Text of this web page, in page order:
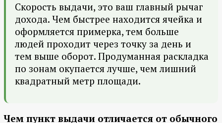
Скорость выдачи, это ваш главный рычаг
дохода. Чем быстрее находится ячейка и
оформляется примерка, тем больше
людей проходит через точку за день и
тем выше оборот. Продуманная раскладка
по зонам окупается лучше, чем лишний
квадратный метр площади.
Чем пункт выдачи отличается от обычного